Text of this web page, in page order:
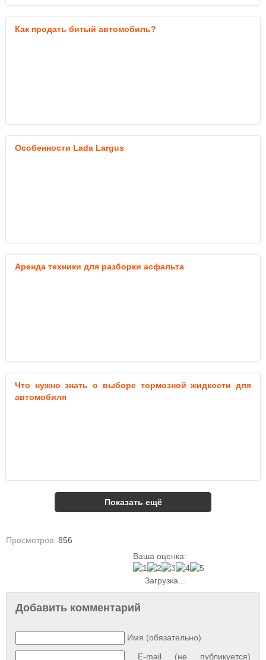
Как продать битый автомобиль?
Особенности Lada Largus
Аренда техники для разборки асфальта
Что нужно знать о выборе тормозной жидкости для
автомобиля
Показать ещё
Просмотров: 856
Ваша оценка:
Загрузка...
Добавить комментарий
Имя (обязательно)
E-mail (не публикуется)